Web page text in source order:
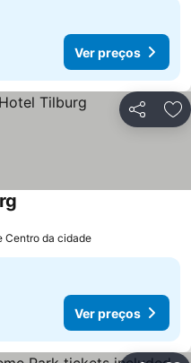
Ver preços
Partilhar
Centro da cidade
Ver preços